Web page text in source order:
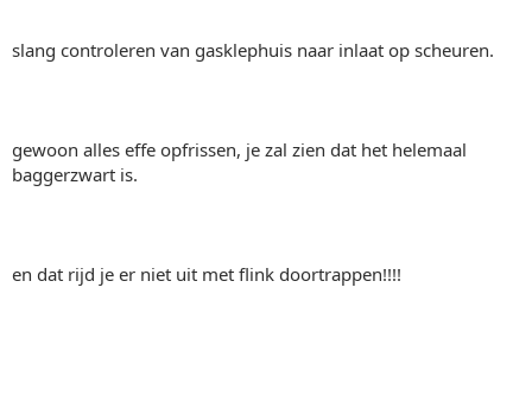
slang controleren van gasklephuis naar inlaat op scheuren.
gewoon alles effe opfrissen, je zal zien dat het helemaal
baggerzwart is.
en dat rijd je er niet uit met flink doortrappen!!!!